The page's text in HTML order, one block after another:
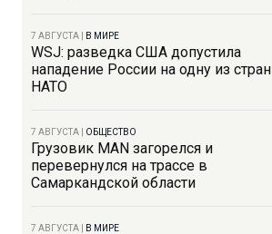
7 АВГУСТА В МИРЕ
WSJ: разведка США допустила
нападение России на одну из стран
НАТО
7 АВГУСТА ОБЩЕСТВО
Грузовик MAN загорелся и
перевернулся на трассе в
Самаркандской области
7 АВГУСТА В МИРЕ